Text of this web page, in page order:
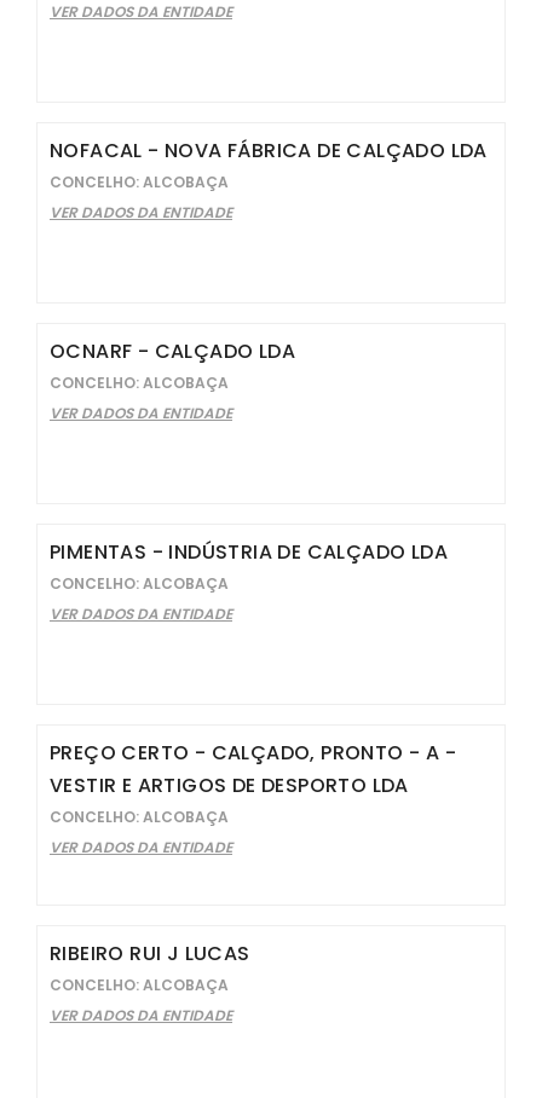
VER DADOS DA ENTIDADE
NOFACAL - NOVA FÁBRICA DE CALÇADO LDA
CONCELHO: ALCOBAÇA
VER DADOS DA ENTIDADE
OCNARF - CALÇADO LDA
CONCELHO: ALCOBAÇA
VER DADOS DA ENTIDADE
PIMENTAS - INDÚSTRIA DE CALÇADO LDA
CONCELHO: ALCOBAÇA
VER DADOS DA ENTIDADE
PREÇO CERTO - CALÇADO, PRONTO - A -
VESTIR E ARTIGOS DE DESPORTO LDA
CONCELHO: ALCOBAÇA
VER DADOS DA ENTIDADE
RIBEIRO RUI J LUCAS
CONCELHO: ALCOBAÇA
VER DADOS DA ENTIDADE